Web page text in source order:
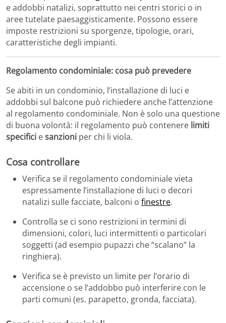
e addobbi natalizi, soprattutto nei centri storici o in
aree tutelate paesaggisticamente. Possono essere
imposte restrizioni su sporgenze, tipologie, orari,
caratteristiche degli impianti.
Regolamento condominiale: cosa può prevedere
Se abiti in un condominio, l’installazione di luci e
addobbi sul balcone può richiedere anche l’attenzione
al regolamento condominiale. Non è solo una questione
di buona volontà: il regolamento può contenere limiti
specifici esanzioni per chi li viola.
Cosa controllare
Verifica se il regolamento condominiale vieta
espressamente l’installazione di luci o decori
natalizi sulle facciate, balconi o finestre.
Controlla se ci sono restrizioni in termini di
dimensioni, colori, luci intermittenti o particolari
soggetti (ad esempio pupazzi che “scalano” la
ringhiera).
Verifica se è previsto un limite per l’orario di
accensione o se l’addobbo può interferire con le
parti comuni (es. parapetto, gronda, facciata).